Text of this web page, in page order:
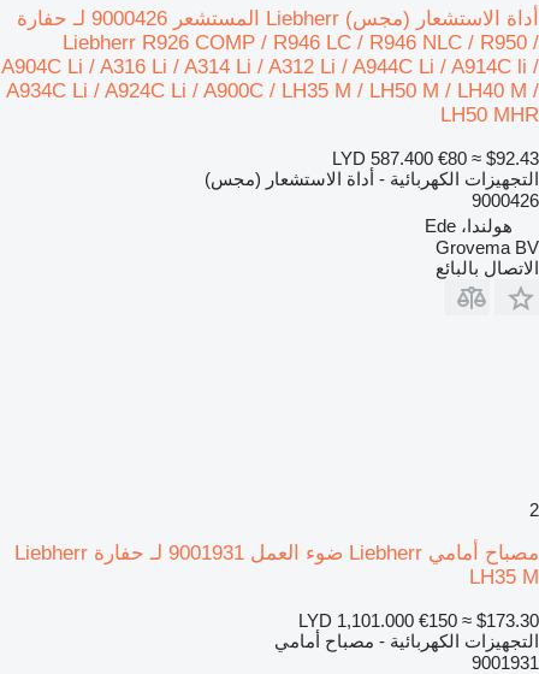
أداة الاستشعار (مجس) Liebherr المستشعر 9000426 لـ حفارة
Liebherr R926 COMP / R946 LC / R946 NLC / R950 /
A904C Li / A316 Li / A314 Li / A312 Li / A944C Li / A914C li /
A934C Li / A924C Li / A900C / LH35 M / LH50 M / LH40 M /
LH50 MHR
LYD 587.400 €80 ≈ $92.43
التجهيزات الكهربائية - أداة الاستشعار (مجس)
9000426
هولندا، Ede
Grovema BV
الاتصال بالبائع
2
مصباح أمامي Liebherr ضوء العمل 9001931 لـ حفارة Liebherr
LH35 M
LYD 1,101.000 €150 ≈ $173.30
التجهيزات الكهربائية - مصباح أمامي
9001931